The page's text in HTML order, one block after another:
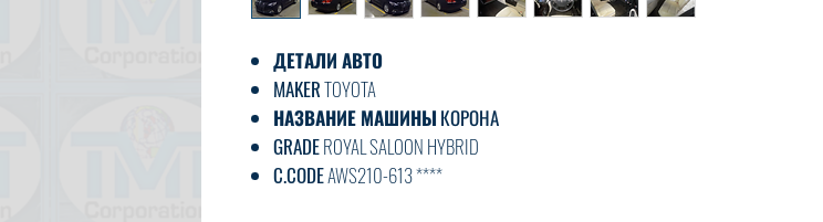
ДЕТАЛИ АВТО
MAKERTOYOTA
НАЗВАНИЕ МАШИНЫ КОРОНА
GRADEROYAL SALOON HYBRID
C.CODEAWS210-613 ****